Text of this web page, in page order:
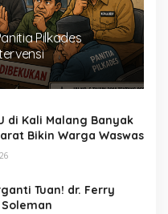
Pilkades
di Kali Malang Banyak
Bikin Warga Waswas
Tuan! dr. Ferry